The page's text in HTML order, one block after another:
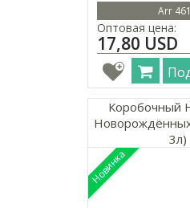
Arr
Оптовая цена:
17,80 USD
Коробочный
3л)